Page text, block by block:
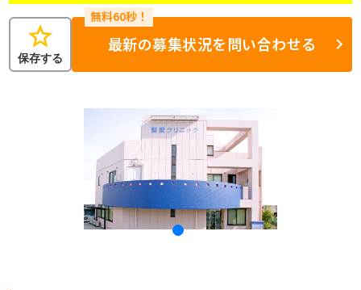
star
保存する
最新の募集状況を問い合わせる